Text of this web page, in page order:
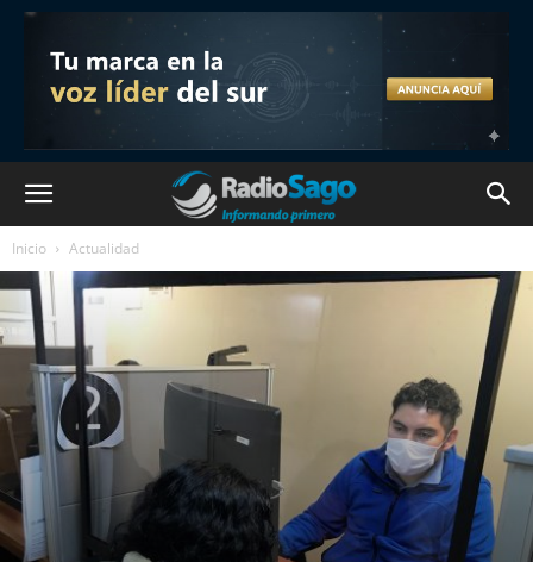
Inicio Actualidad